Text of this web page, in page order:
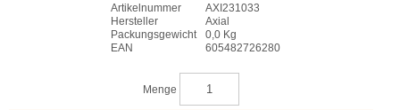
Artikelnummer
AXI231033
Hersteller
Axial
Packungsgewicht
0,0 Kg
EAN
605482726280
Menge